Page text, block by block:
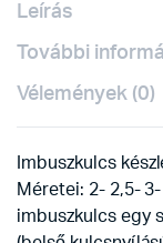
Leírás
További
Vélemények (0)
Imbuszkulcs
Méretei: 2- 2,5-
imbuszkulcs egy